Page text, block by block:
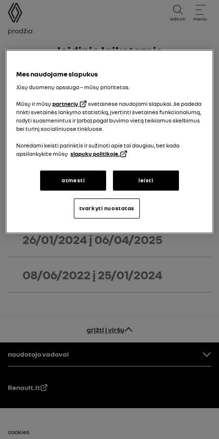
vartotojo vadovas
ieškoti meniu
Naršymo kelias
Pradžia
Leidinio laikotarpis
Pasirinkite leidimo laikotarpį, atitinkantį jūsų
transporto priemonės pirmosios registracijos datą.
12/01/2026į šiandien
15/07/2025į11/01/2026
07/04/2025į14/07/2025
26/01/2024į06/04/2025
08/06/2022 į 25/01/2024
grįžti į viršų
Priešaky
naudotojo vadovai
Renault.lt
Puslapio poraštė_2
cookies
Mes naudojame slapukus
Jūsų duomenų apsauga – mūsų prioritetas.
Mūsų ir mūsųpartnerių
svetainėse naudojami slapukai. Jie padeda
rinkti svetainės lankymo statistiką, įvertinti svetainės funkcionalumą,
rodyti suasmenintus ir (arba) pagal buvimo vietą teikiamus skelbimus
bei turinį socialiniuose tinkluose.
Norėdami keisti parinktis ir sužinoti apie tai daugiau, bet kada
apsilankykite mūsų slapukų politikoje.
atmesti leisti
tvarkyti nuostatas